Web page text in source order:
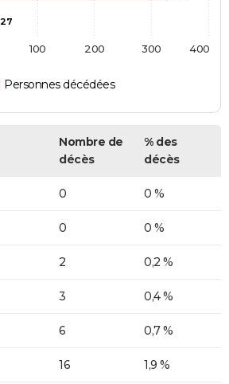
27
Personnes décédées
100 200 300 400
Nombre de
décès
% des
décès
0 0 %
0 0 %
2 0,2 %
3 0,4 %
6 0,7 %
16 1,9 %